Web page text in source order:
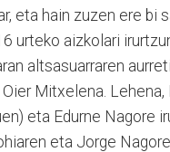
eta hain zuzen ere bi
urteko aizkolari
altsasuarraren
Mitxelena.
eta Edurne Nagore
eta Jorge